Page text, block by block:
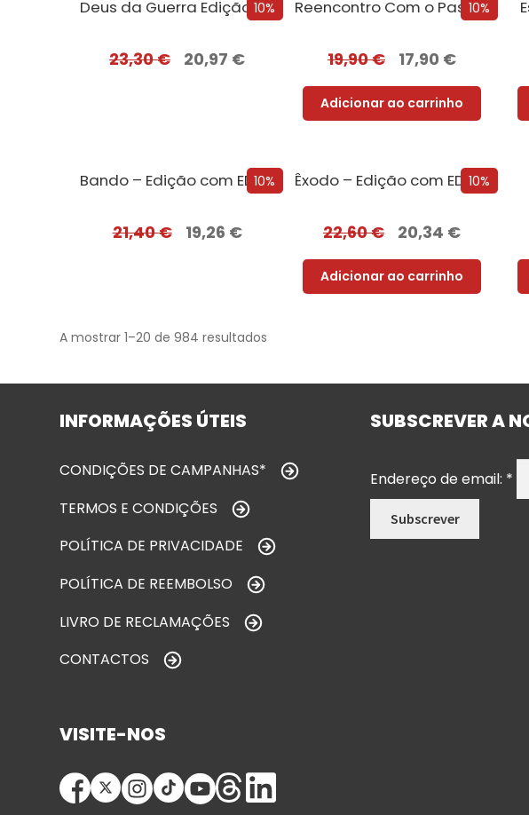
10%
Deus da Guerra Edição com EDGES
23,30€ 20,97 €
10%
Reencontro Com o Passado – [Nova Edição]
19,90€ 17,90 €
Adicionar ao carrinho
10%
Bando – Edição com EDGES
21,40€ 19,26 €
10%
Êxodo – Edição com EDGES
22,60€ 20,34 €
Adicionar ao carrinho
A mostrar 1–20 de 984 resultados
INFORMAÇÕES ÚTEIS
CONDIÇÕES DE CAMPANHAS*
TERMOS E CONDIÇÕES
POLÍTICA DE PRIVACIDADE
POLÍTICA DE REEMBOLSO
LIVRO DE RECLAMAÇÕES
CONTACTOS
SUBSCREVER A
Endereço de email: *
VISITE-NOS